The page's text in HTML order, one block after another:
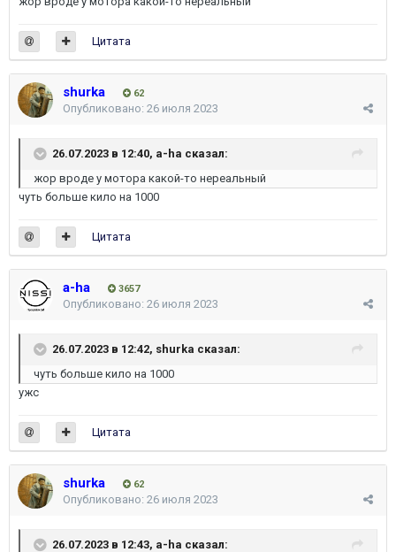
Цитата
shurka 62
Опубликовано: 26 июля 2023
26.07.2023 в 12:40, a-ha сказал:
жор вроде у мотора какой-то нереальный
чуть больше кило на 1000
Цитата
a-ha 3657
Опубликовано: 26 июля 2023
26.07.2023 в 12:42, shurka сказал:
чуть больше кило на 1000
ужс
Цитата
shurka 62
Опубликовано: 26 июля 2023
26.07.2023 в 12:43, a-ha сказал: